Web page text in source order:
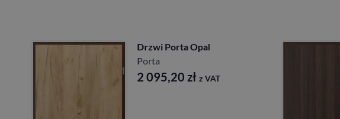
Drzwi Porta Opal
Porta
2 095,20 zł z VAT